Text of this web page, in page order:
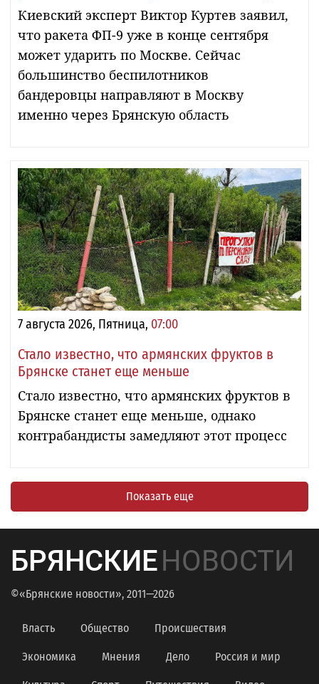
Киевский эксперт Виктор Куртев заявил,
что ракета ФП-9 уже в конце сентября
может ударить по Москве. Сейчас
большинство беспилотников
бандеровцы направляют в Москву
именно через Брянскую область
7 августа 2026, Пятница, 07:00
Стало известно, что армянских фруктов в
Брянске станет еще меньше
Стало известно, что армянских фруктов в
Брянске станет еще меньше, однако
контрабандисты замедляют этот процесс
Показать еще
БРЯНСКИЕНОВОСТИ
©«Брянские новости», 2011—2026
Власть Общество Происшествия
Экономика Мнения Дело Россия и мир